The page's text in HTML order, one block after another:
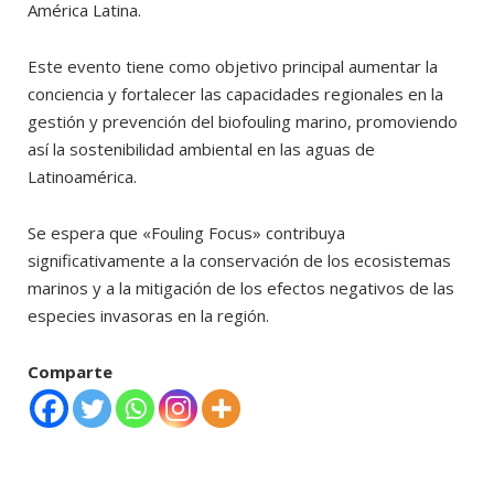
América Latina.
Este evento tiene como objetivo principal aumentar la
conciencia y fortalecer las capacidades regionales en la
gestión y prevención del biofouling marino, promoviendo
así la sostenibilidad ambiental en las aguas de
Latinoamérica.
Se espera que «Fouling Focus» contribuya
significativamente a la conservación de los ecosistemas
marinos y a la mitigación de los efectos negativos de las
especies invasoras en la región.
Comparte